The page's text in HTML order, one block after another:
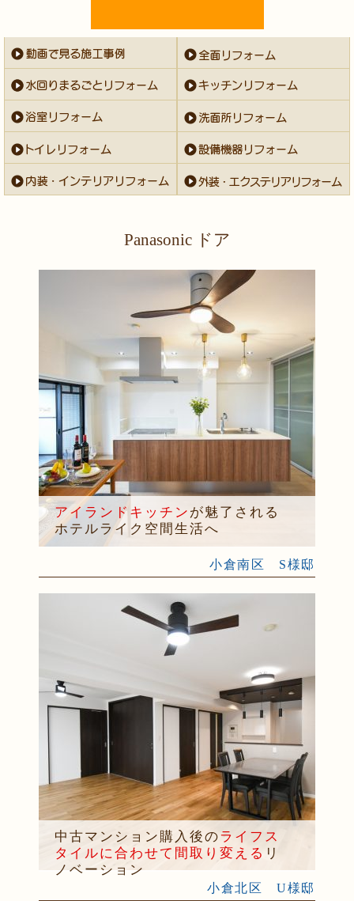
Panasonic ドア
アイランドキッチン が魅了される
ホテルライク空間生活へ
小倉南区 S様邸
中古マンション購入後のライフス
タイルに合わせて間取り変える リ
ノベーション
小倉北区 U様邸